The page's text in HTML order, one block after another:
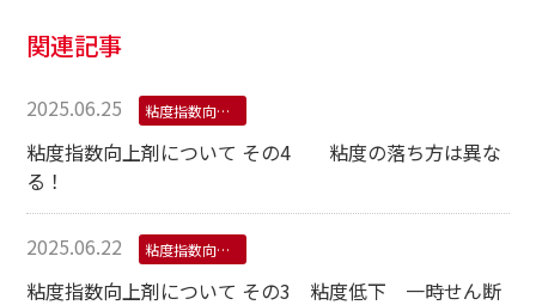
関連記事
2025.06.25 粘度指数向上剤 VII VM
粘度指数向上剤について その4 粘度の落ち方は異な
る！
2025.06.22 粘度指数向上剤 VII VM
粘度指数向上剤について その3 粘度低下 一時せん断